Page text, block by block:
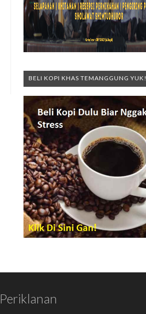
BELI KOPI KHAS TEMANGGUNG YUK!
Periklanan